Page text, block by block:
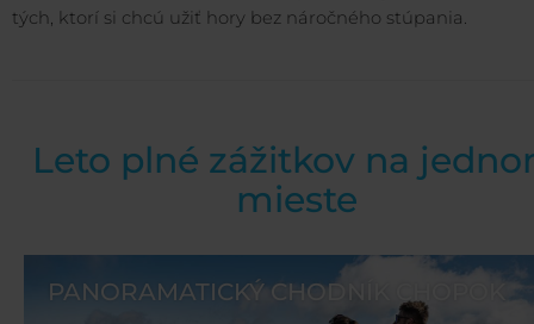
tých, ktorí si chcú užiť hory bez náročného stúpania.
Leto plné zážitkov na
mieste
PANORAMATICKÝ CHODNÍK CHOPOK